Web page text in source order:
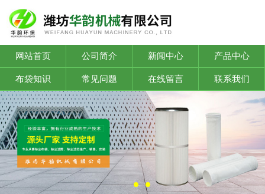
网站首页 公司简介 新闻中心 产品中心
布袋知识 常见问题 在线留言 联系我们